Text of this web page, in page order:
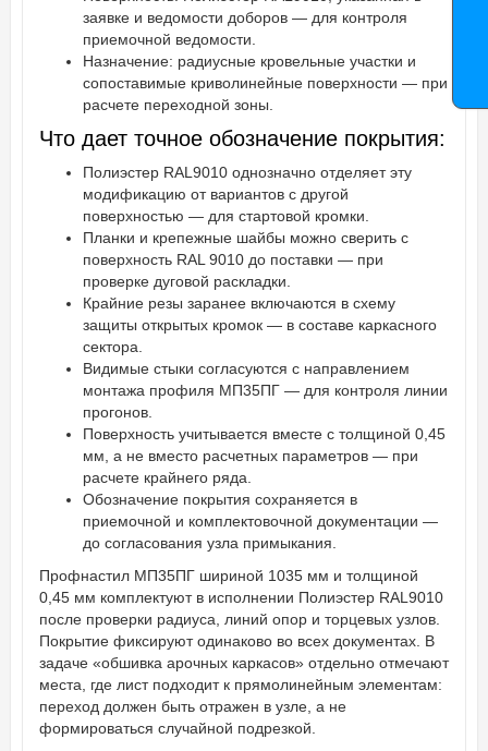
заявке и ведомости доборов — для контроля
приемочной ведомости.
Назначение: радиусные кровельные участки и
сопоставимые криволинейные поверхности — при
расчете переходной зоны.
Что дает точное обозначение покрытия:
Полиэстер RAL9010 однозначно отделяет эту
модификацию от вариантов с другой
поверхностью — для стартовой кромки.
Планки и крепежные шайбы можно сверить с
поверхность RAL 9010 до поставки — при
проверке дуговой раскладки.
Крайние резы заранее включаются в схему
защиты открытых кромок — в составе каркасного
сектора.
Видимые стыки согласуются с направлением
монтажа профиля МП35ПГ — для контроля линии
прогонов.
Поверхность учитывается вместе с толщиной 0,45
мм, а не вместо расчетных параметров — при
расчете крайнего ряда.
Обозначение покрытия сохраняется в
приемочной и комплектовочной документации —
до согласования узла примыкания.
Профнастил МП35ПГ шириной 1035 мм и толщиной
0,45 мм комплектуют в исполнении Полиэстер RAL9010
после проверки радиуса, линий опор и торцевых узлов.
Покрытие фиксируют одинаково во всех документах. В
задаче «обшивка арочных каркасов» отдельно отмечают
места, где лист подходит к прямолинейным элементам:
переход должен быть отражен в узле, а не
формироваться случайной подрезкой.